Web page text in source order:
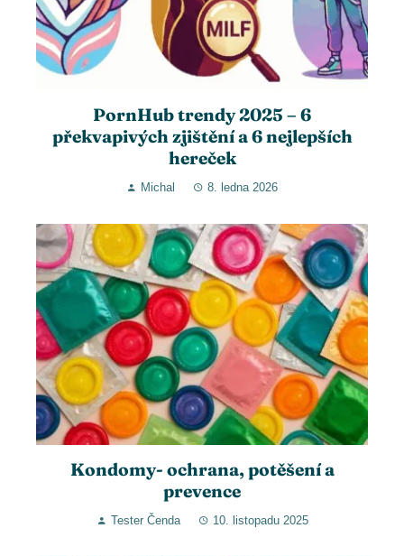
PornHub trendy 2025 – 6
překvapivých zjištění a 6 nejlepších
hereček
Michal 8. ledna 2026
Kondomy- ochrana, potěšení a
prevence
Tester Čenda 10. listopadu 2025